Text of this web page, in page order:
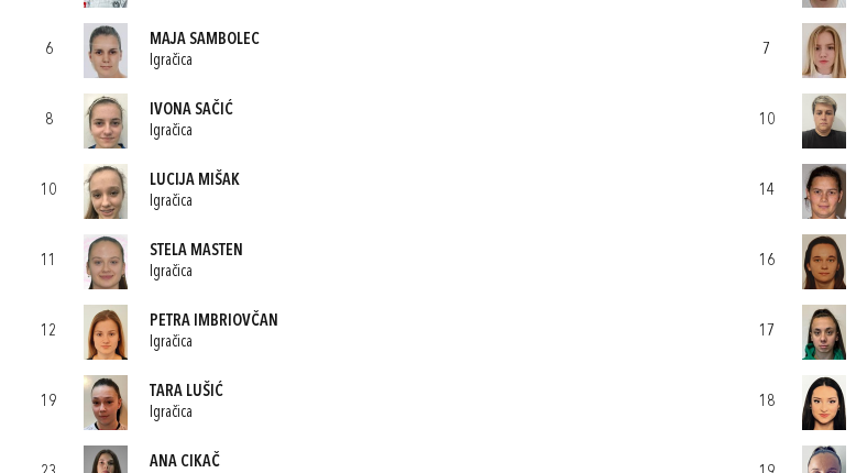
6
MAJA SAMBOLEC
Igračica
8
IVONA SAČIĆ
Igračica
10
LUCIJA MIŠAK
Igračica
11
STELA MASTEN
Igračica
12
PETRA IMBRIOVČAN
Igračica
19
TARA LUŠIĆ
Igračica
ANA CIKAČ
7
10
14
16
17
18